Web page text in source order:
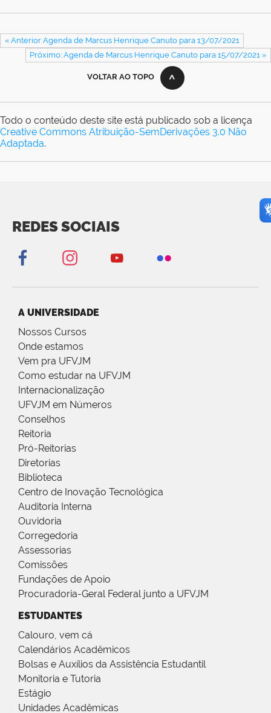
« Anterior Agenda de Marcus Henrique Canuto para 13/07/2021
Próximo: Agenda de Marcus Henrique Canuto para 15/07/2021 »
VOLTAR AO TOPO
Todo o conteúdo deste site está publicado sob a licença
Creative Commons Atribuição-SemDerivações 3.0 Não
Adaptada.
REDES SOCIAIS
A UNIVERSIDADE
Nossos Cursos
Onde estamos
Vem pra UFVJM
Como estudar na UFVJM
Internacionalização
UFVJM em Números
Conselhos
Reitoria
Pró-Reitorias
Diretorias
Biblioteca
Centro de Inovação Tecnológica
Auditoria Interna
Ouvidoria
Corregedoria
Assessorias
Comissões
Fundações de Apoio
Procuradoria-Geral Federal junto a UFVJM
ESTUDANTES
Calouro, vem cá
Calendários Acadêmicos
Bolsas e Auxílios da Assistência Estudantil
Monitoria e Tutoria
Estágio
Unidades Acadêmicas